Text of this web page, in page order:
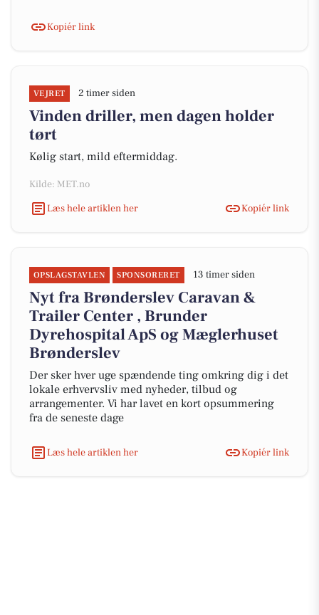
Kopiér link
VEJRET 2 timer siden
Vinden driller, men dagen holder
tørt
Kølig start, mild eftermiddag.
Kilde: MET.no
Læs hele artiklen her
Kopiér link
OPSLAGSTAVLEN SPONSORERET 13 timer siden
Nyt fra Brønderslev Caravan &
Trailer Center , Brunder
Dyrehospital ApS og Mæglerhuset
Brønderslev
Der sker hver uge spændende ting omkring dig i det
lokale erhvervsliv med nyheder, tilbud og
arrangementer. Vi har lavet en kort opsummering
fra de seneste dage
Læs hele artiklen her Kopiér link